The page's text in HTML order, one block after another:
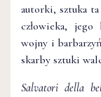
autorki, sztuka
człowieka,
wojny i
skarby sztuki
Salvatori della